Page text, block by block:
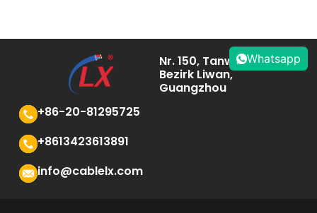
Nr. 150, Tanwei Road,
Bezirk Liwan,
Guangzhou
+86-20-81295725
+8613423613891
info@cablelx.com
Whatsapp